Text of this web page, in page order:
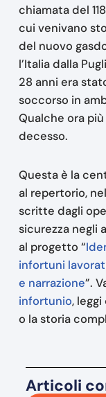
chiamata del
cui venivano
del nuovo
l’Italia dalla
28 anni era
soccorso in
Qualche ora
decesso.
Questa è la
al repertorio,
scritte dagli
sicurezza negli
al progetto “
infortuni
e narrazione”.
infortunio,
o la storia
Articoli